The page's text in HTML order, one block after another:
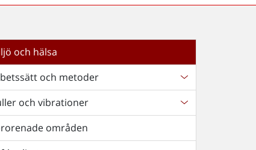
och hälsa
och metoder
och vibrationer
områden